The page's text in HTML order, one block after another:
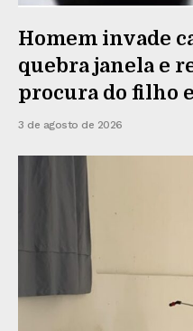
Homem invade
quebra janela e
procura do filho
3 de agosto de 2026